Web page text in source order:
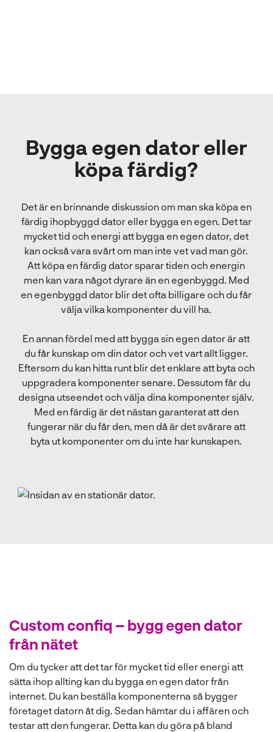
Bygga egen dator eller
köpa färdig?
Det är en brinnande diskussion om man ska köpa en
färdig ihopbyggd dator eller bygga en egen. Det tar
mycket tid och energi att bygga en egen dator, det
kan också vara svårt om man inte vet vad man gör.
Att köpa en färdig dator sparar tiden och energin
men kan vara något dyrare än en egenbyggd. Med
en egenbyggd dator blir det ofta billigare och du får
välja vilka komponenter du vill ha.
En annan fördel med att bygga sin egen dator är att
du får kunskap om din dator och vet vart allt ligger.
Eftersom du kan hitta runt blir det enklare att byta och
uppgradera komponenter senare. Dessutom får du
designa utseendet och välja dina komponenter själv.
Med en färdig är det nästan garanterat att den
fungerar när du får den, men då är det svårare att
byta ut komponenter om du inte har kunskapen.
Custom confiq – bygg egen dator
från nätet
Om du tycker att det tar för mycket tid eller energi att
sätta ihop allting kan du bygga en egen dator från
internet. Du kan beställa komponenterna så bygger
företaget datorn åt dig. Sedan hämtar du i affären och
testar att den fungerar. Detta kan du göra på bland